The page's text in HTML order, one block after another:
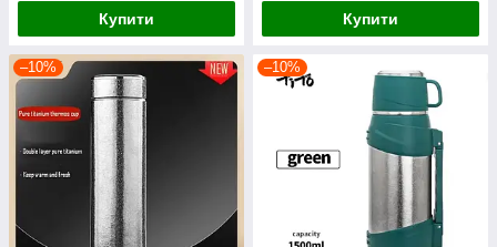
Купити Купити
–10% –10%